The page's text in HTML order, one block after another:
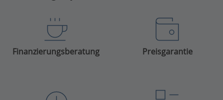
Finanzierungsberatung Preisgarantie